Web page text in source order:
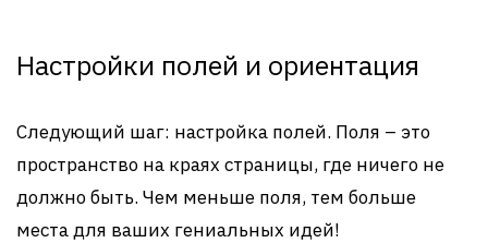
Настройки полей и ориентация
Следующий шаг: настройка полей. Поля – это
пространство на краях страницы, где ничего не
должно быть. Чем меньше поля, тем больше
места для ваших гениальных идей!